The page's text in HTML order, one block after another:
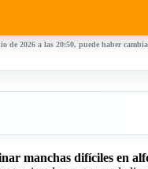
de 2026 a las 20:50, puede haber
manchas difíciles en